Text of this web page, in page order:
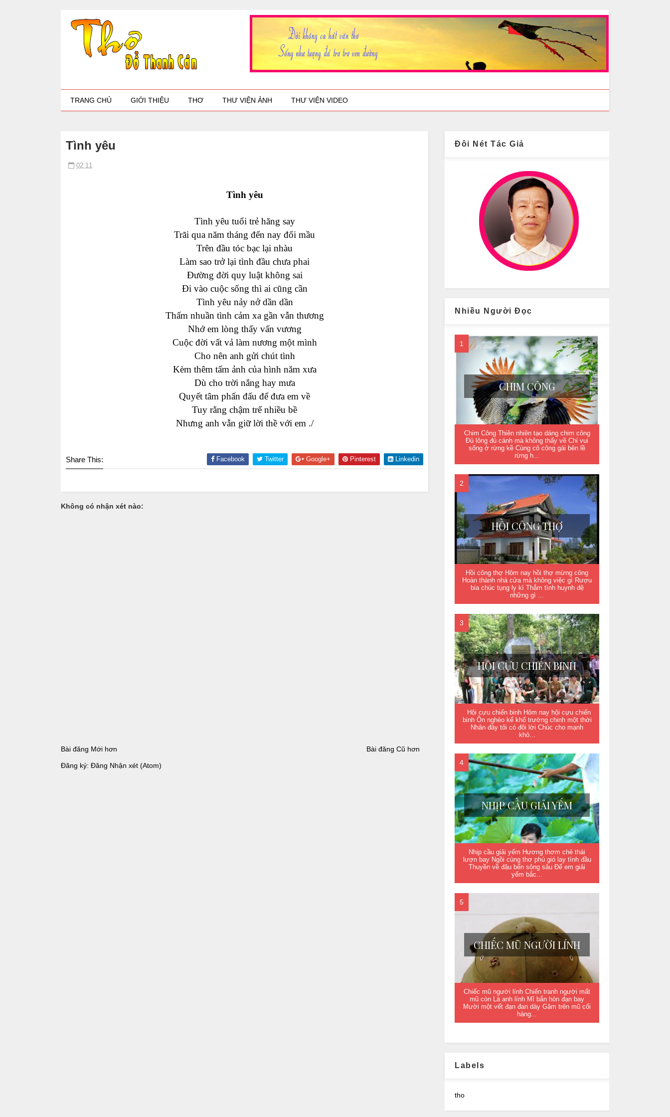
TRANG CHỦ GIỚI THIỆU THƠ THƯ VIỆN ẢNH THƯ VIỆN VIDEO
Tình yêu
02:11
Tình yêu
Tình yêu tuổi trẻ hăng say
Trãi qua năm tháng đến nay đổi mầu
Trên đầu tóc bạc lại nhàu
Làm sao trở lại tình đầu chưa phai
Đường đời quy luật không sai
Đi vào cuộc sống thì ai cũng cần
Tình yêu nảy nở dần dần
Thấm nhuần tình cảm xa gần vẫn thương
Nhớ em lòng thấy vấn vương
Cuộc đời vất vả làm nương một mình
Cho nên anh gửi chút tình
Kèm thêm tấm ảnh của hình năm xưa
Dù cho trời nắng hay mưa
Quyết tâm phấn đấu để đưa em về
Tuy rằng chậm trể nhiều bề
Nhưng anh vẫn giữ lời thề với em ./
Share This: Facebook Twitter Google+ Pinterest Linkedin
Không có nhận xét nào:
Bài đăng Mới hơn Bài đăng Cũ hơn
Đăng ký: Đăng Nhận xét (Atom)
Đôi Nét Tác Giả
Nhiều Người Đọc
CHIM CÔNG
Chim Công Thiên nhiên tạo dáng chim công
Đủ lông đủ cánh mà không thấy về Chỉ vui
sống ở rừng kề Cùng cô công gái bên lề
rừng h...
HỒI CÔNG THỢ
Hồi công thợ Hôm nay hồi thợ mừng công
Hoàn thành nhà cửa mà không việc gì Rượu
bia chúc tụng ly kì Thắm tình huynh đệ
những gì ...
HỘI CỰU CHIẾN BINH
Hội cựu chiến binh Hôm nay hội cựu chiến
binh Ôn nghèo kể khổ trường chinh một thời
Nhân đây tôi có đôi lời Chúc cho mạnh
khỏ...
NHỊP CẦU GIẢI YẾM
Nhịp cầu giải yếm Hương thơm chè thái
lượn bay Ngồi cùng thơ phú gió lay tình đầu
Thuyền về đậu bến sông sâu Để em giải
yếm bắc...
CHIẾC MŨ NGƯỜI LÍNH
Chiếc mũ người lính Chiến tranh người mất
mũ còn Là anh lính Mĩ bắn hòn đạn bay
Mười một vết đạn đan dày Găm trên mũ cối
hàng...
Labels
tho